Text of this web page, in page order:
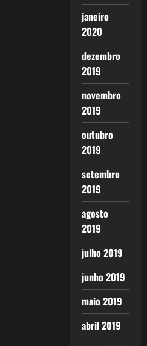
janeiro
2020
dezembro
2019
novembro
2019
outubro
2019
setembro
2019
agosto
2019
julho 2019
junho 2019
maio 2019
abril 2019